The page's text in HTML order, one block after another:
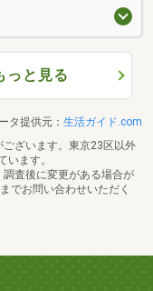
っと見る
タ提供元： 生活ガイド.com
ざいます。東京23区以外
います。
査後に変更がある場合が
でお問い合わせいただく